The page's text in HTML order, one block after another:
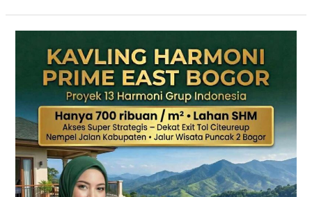
HARMONI
BOGOR
|
SHM
Pecah
Sertifikat
|